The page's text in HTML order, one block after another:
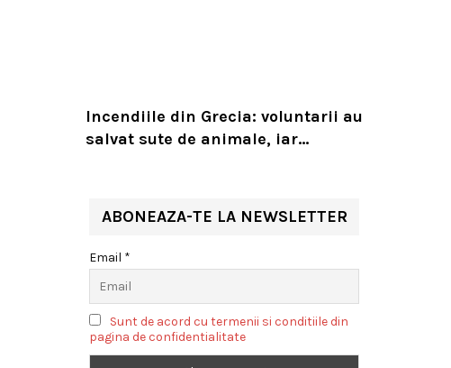
Incendiile din Grecia: voluntarii au
salvat sute de animale, iar
ABONEAZA-TE LA NEWSLETTER
Email *
Sunt de acord cu termenii si conditiile din
pagina de confidentialitate